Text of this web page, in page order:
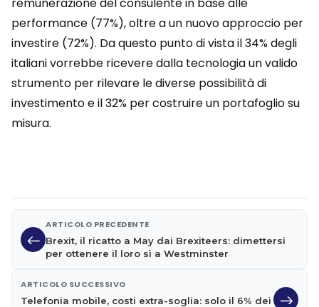
performance (77%), oltre a un nuovo approccio per
investire (72%). Da questo punto di vista il 34% degli
italiani vorrebbe ricevere dalla tecnologia un valido
strumento per rilevare le diverse possibilità di
investimento e il 32% per costruire un portafoglio su
misura.
ARTICOLO PRECEDENTE
Brexit, il ricatto a May dai Brexiteers: dimettersi
per ottenere il loro sì a Westminster
ARTICOLO SUCCESSIVO
Telefonia mobile, costi extra-soglia: solo il 6% dei